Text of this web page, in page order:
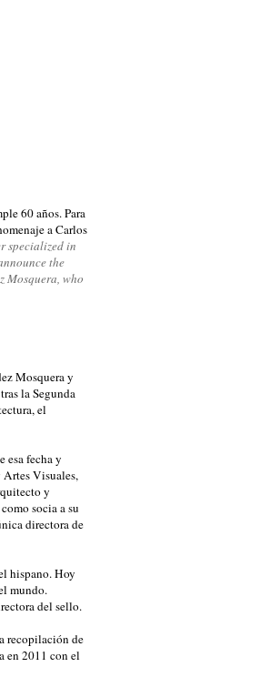
60 años. Para
a Carlos
specialized in
the
Mosquera, who
Mosquera y
la Segunda
el
esa fecha y
Visuales,
y
socia a su
directora de
hispano. Hoy
mundo.
del sello.
recopilación de
en 2011 con el